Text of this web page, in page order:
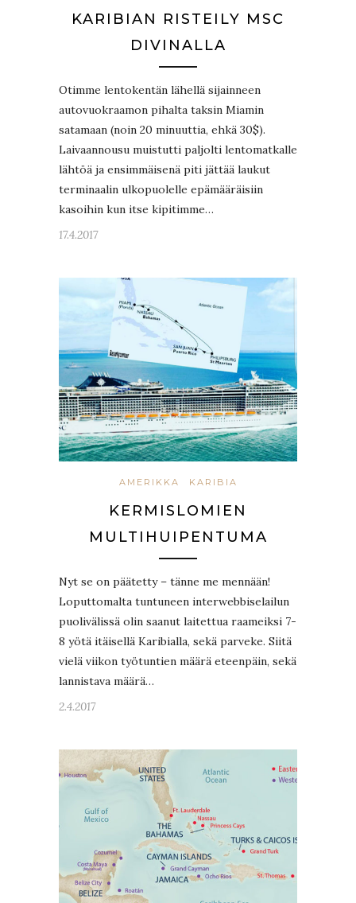
KARIBIAN RISTEILY MSC
DIVINALLA
Otimme lentokentän lähellä sijainneen
autovuokraamon pihalta taksin Miamin
satamaan (noin 20 minuuttia, ehkä 30$).
Laivaannousu muistutti paljolti lentomatkalle
lähtöä ja ensimmäisenä piti jättää laukut
terminaalin ulkopuolelle epämääräisiin
kasoihin kun itse kipitimme…
17.4.2017
AMERIKKA KARIBIA
KERMISLOMIEN
MULTIHUIPENTUMA
Nyt se on päätetty – tänne me mennään!
Loputtomalta tuntuneen interwebbiselailun
puolivälissä olin saanut laitettua raameiksi 7-
8 yötä itäisellä Karibialla, sekä parveke. Siitä
vielä viikon työtuntien määrä eteenpäin, sekä
lannistava määrä…
2.4.2017